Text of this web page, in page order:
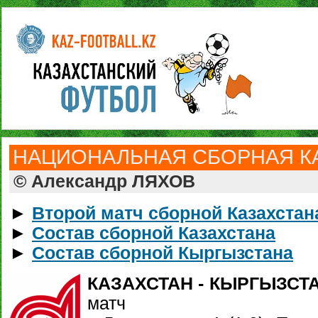
НАЦИОНАЛЬНАЯ СБОРНАЯ
© Александр ЛЯХОВ
► Второй матч сборной
► Состав сборной Казахстана
► Состав сборной Кыргызстана
КАЗАХСТАН -
матч